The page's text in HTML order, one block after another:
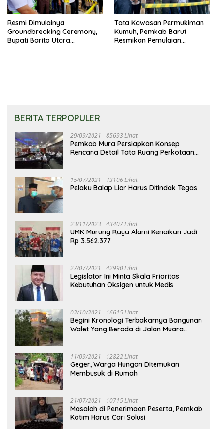
Resmi Dimulainya
Groundbreaking Ceremony,
Bupati Barito Utara
Tata Kawasan Permukiman
Kumuh, Pemkab Barut
Resmikan Pemulaian
BERITA TERPOPULER
29/09/2021 85693 Lihat
Pemkab Mura Persiapkan Konsep
Rencana Detail Tata Ruang Perkotaan
15/07/2021 73106 Lihat
Pelaku Balap Liar Harus Ditindak Tegas
23/11/2023 43407 Lihat
UMK Murung Raya Alami Kenaikan Jadi
Rp 3.562.377
27/07/2021 42990 Lihat
Legislator Ini Minta Skala Prioritas
Kebutuhan Oksigen untuk Medis
02/10/2021 16615 Lihat
Begini Kronologi Terbakarnya Bangunan
Walet Yang Berada di Jalan Muara
11/09/2021 12822 Lihat
Geger, Warga Hungan Ditemukan
Membusuk di Rumah
21/07/2021 10715 Lihat
Masalah di Penerimaan Peserta, Pemkab
Kotim Harus Cari Solusi